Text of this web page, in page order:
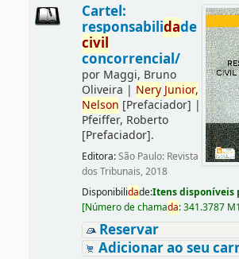
Cartel:
responsabilidade
civil
concorrencial/
por Maggi, Bruno
Oliveira | Nery Junior,
Nelson [Prefaciador] |
Pfeiffer, Roberto
[Prefaciador].
Editora:São Paulo: Revista
dos Tribunais, 2018
Disponibilidade:Itens disponíveis
[Número de chamada:341.3787
Reservar
Adicionar ao seu